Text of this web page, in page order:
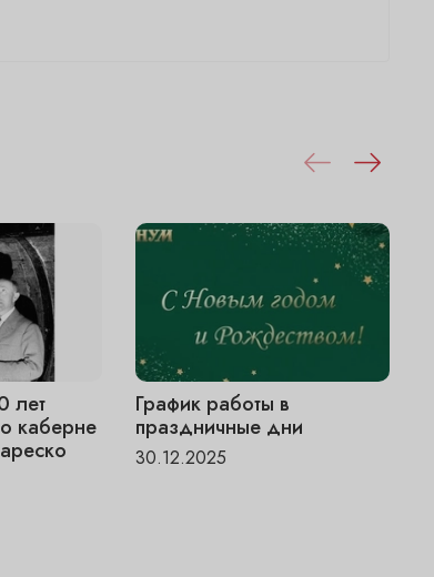
лет
каберне
График работы в
праздничные дни
30.12.2025